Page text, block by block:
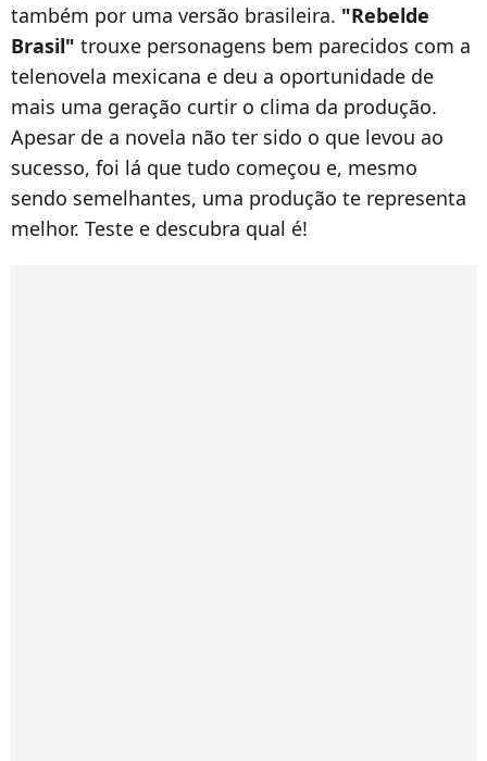
também por uma versão brasileira. "Rebelde
Brasil" trouxe personagens bem parecidos com a
telenovela mexicana e deu a oportunidade de
mais uma geração curtir o clima da produção.
Apesar de a novela não ter sido o que levou ao
sucesso, foi lá que tudo começou e, mesmo
sendo semelhantes, uma produção te representa
melhor. Teste e descubra qual é!